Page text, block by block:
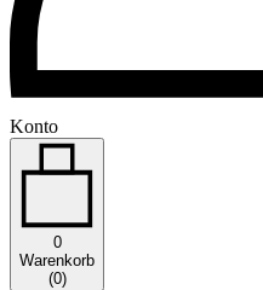
Konto
0
Warenkorb
(0)